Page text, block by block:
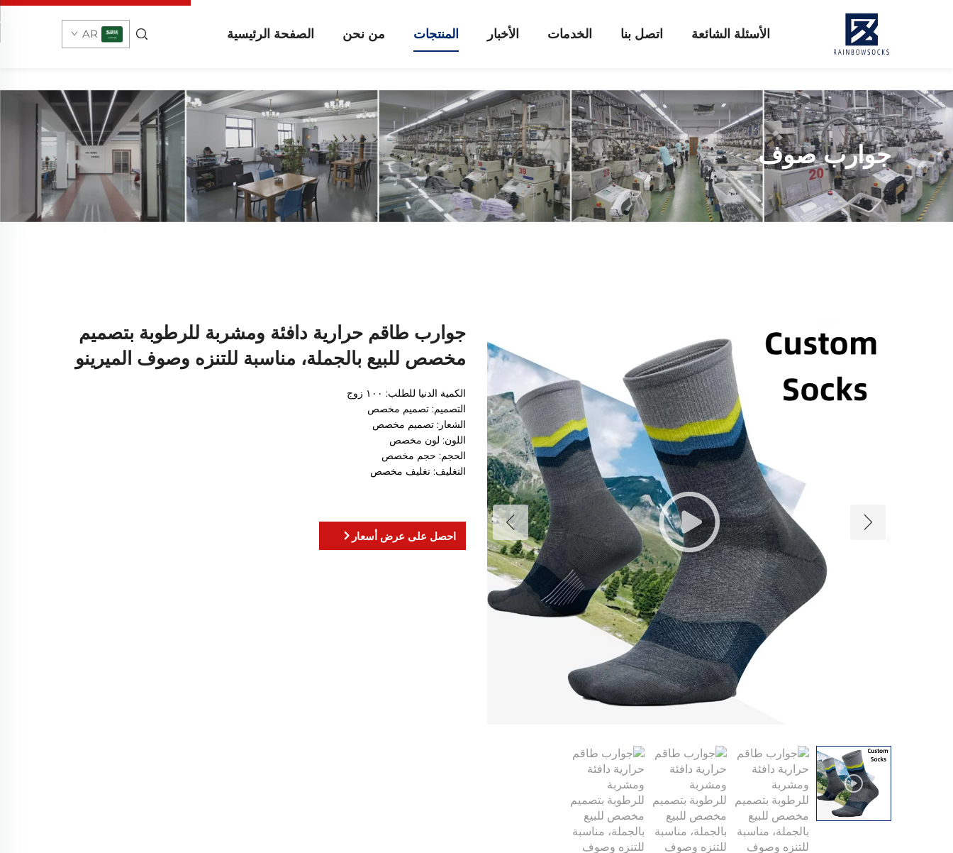
الصفحة الرئيسية من نحن المنتجات الأخبار الخدمات اتصل بنا الأسئلة الشائعة AR
جوارب صوف
جوارب طاقم حرارية دافئة ومشربة للرطوبة بتصميم
مخصص للبيع بالجملة، مناسبة للتنزه وصوف الميرينو
الكمية الدنيا للطلب: ١٠٠ زوج
التصميم: تصميم مخصص
الشعار: تصميم مخصص
اللون: لون مخصص
الحجم: حجم مخصص
التغليف: تغليف مخصص
احصل على عرض أسعار